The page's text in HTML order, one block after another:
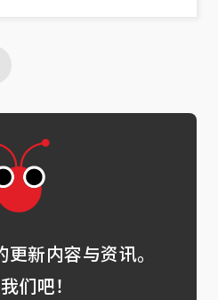
新内容与资讯。
们吧！